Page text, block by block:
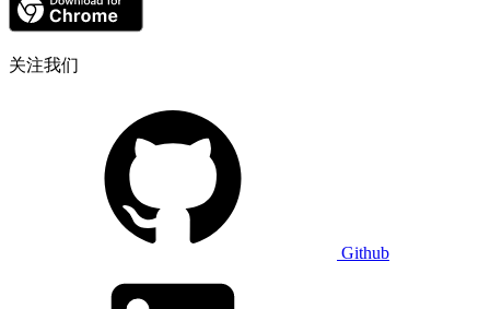
关注我们
Github